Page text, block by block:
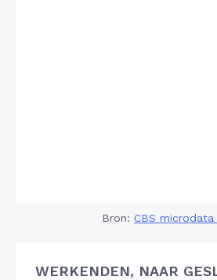
Bron: CBS microdata
WERKENDEN, NAAR